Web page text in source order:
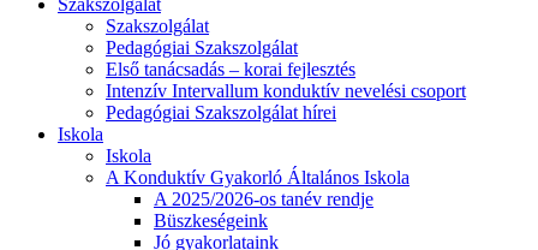
Szakszolgálat
Szakszolgálat
Pedagógiai Szakszolgálat
Első tanácsadás – korai fejlesztés
Intenzív Intervallum konduktív nevelési csoport
Pedagógiai Szakszolgálat hírei
Iskola
Iskola
A Konduktív Gyakorló Általános Iskola
A 2025/2026-os tanév rendje
Büszkeségeink
Jó gyakorlataink